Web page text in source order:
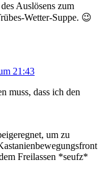
Auslösens zum
Wetter-Suppe. 😉
21:43
muss, dass ich den
um zu
Freilassen *seufz*